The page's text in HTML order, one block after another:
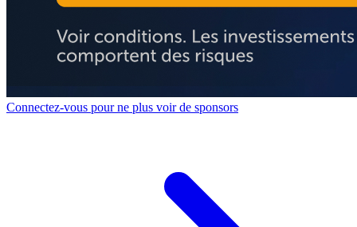
Connectez-vous pour ne plus voir de sponsors